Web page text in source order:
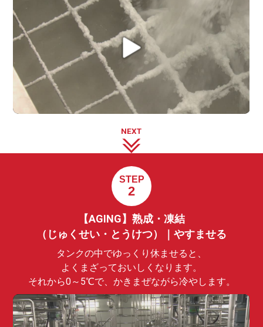
NEXT
STEP
2
【AGING】熟成・凍結
（じゅくせい・とうけつ）｜やすませる
タンクの中でゆっくり休ませると、
よくまざっておいしくなります。
それから0～5℃で、かきまぜながら冷やします。